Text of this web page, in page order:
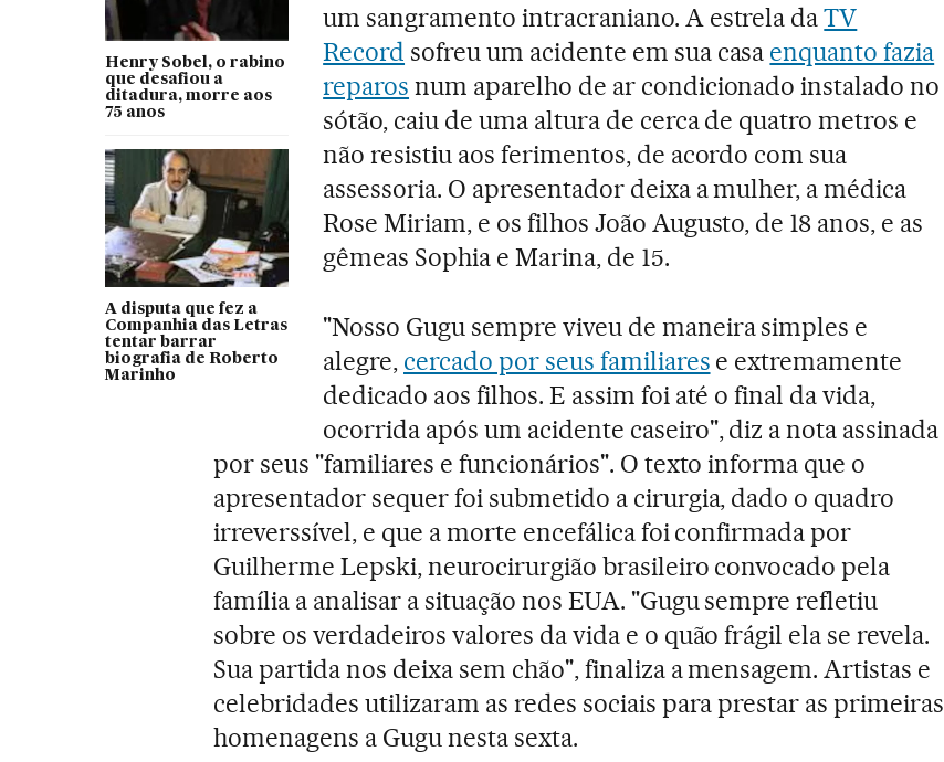
Henry Sobel, o rabino
que desafiou a
ditadura, morre aos
75 anos
A disputa que fez a
Companhia das Letras
tentar barrar
biografia de Roberto
Marinho
um sangramento intracraniano. A estrela daTV
Record sofreu um acidente em sua casa enquanto fazia
reparos num aparelho de ar condicionado instalado no
sótão, caiu de uma altura de cerca de quatro metros e
não resistiu aos ferimentos, de acordo com sua
assessoria. O apresentador deixa a mulher, a médica
Rose Miriam, e os filhos João Augusto, de 18 anos, e as
gêmeas Sophia e Marina, de 15.
"Nosso Gugu sempre viveu de maneira simples e
alegre, cercado por seus familiares e extremamente
dedicado aos filhos. E assim foi até o final da vida,
ocorrida após um acidente caseiro", diz a nota assinada
por seus "familiares e funcionários". O texto informa que o
apresentador sequer foi submetido a cirurgia, dado o quadro
irreverssível, e que a morte encefálica foi confirmada por
Guilherme Lepski, neurocirurgião brasileiro convocado pela
família a analisar a situação nos EUA. "Gugu sempre refletiu
sobre os verdadeiros valores da vida e o quão frágil ela se revela.
Sua partida nos deixa sem chão", finaliza a mensagem. Artistas e
celebridades utilizaram as redes sociais para prestar as primeiras
homenagens a Gugu nesta sexta.